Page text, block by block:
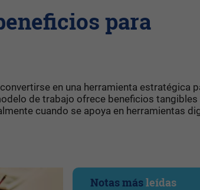
para
en una herramienta estratégica
de trabajo ofrece beneficios
cuando se apoya en herramientas
Notas másleídas